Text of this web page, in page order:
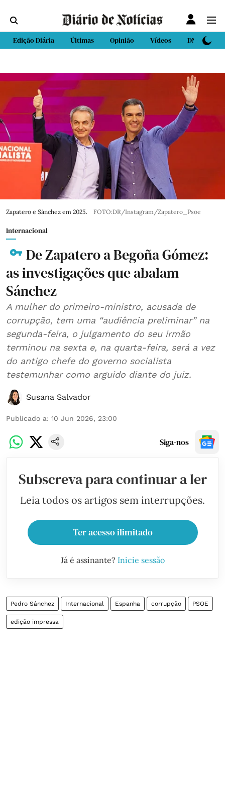
Edição Diária Últimas Opinião Vídeos DN Sport
Zapatero e Sánchez em 2025. FOTO:DR/Instagram/Zapatero_Psoe
Internacional
De Zapatero a Begoña Gómez:
as investigações que abalam
Sánchez
A mulher do primeiro-ministro, acusada de
corrupção, tem uma “audiência preliminar” na
segunda-feira, o julgamento do seu irmão
terminou na sexta e, na quarta-feira, será a vez
do antigo chefe do governo socialista
testemunhar como arguido diante do juiz.
Susana Salvador
Publicado a: 10 Jun 2026, 23:00
Siga-nos
Subscreva para continuar a ler
Leia todos os artigos sem interrupções.
Ter acesso ilimitado
Já é assinante? Inicie sessão
Pedro Sánchez Internacional Espanha corrupção PSOE
edição impressa